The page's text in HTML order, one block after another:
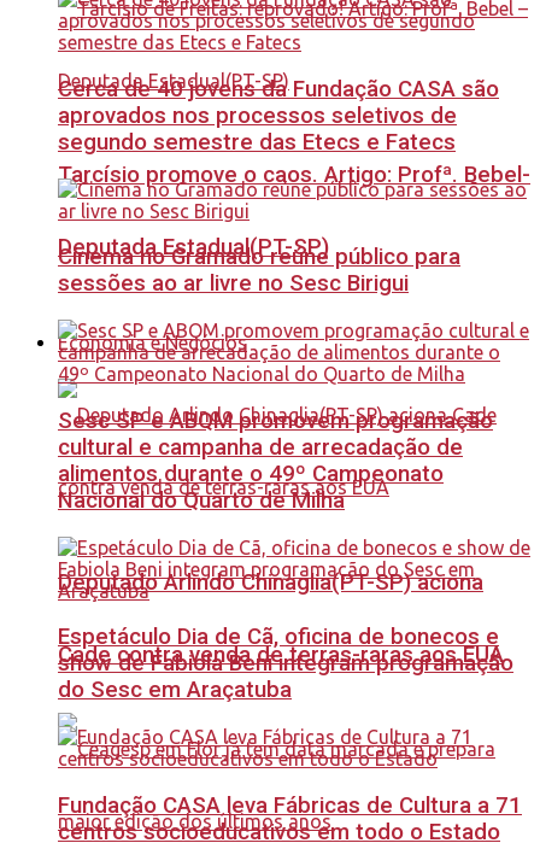
Tarcísio promove o caos. Artigo: Profª. Bebel-
Deputada Estadual(PT-SP)
Economia e Negócios
Deputado Arlindo Chinaglia(PT-SP) aciona
Cade contra venda de terras-raras aos EUA
Cerca de 40 jovens da Fundação CASA são
aprovados nos processos seletivos de
segundo semestre das Etecs e Fatecs
Cinema no Gramado reúne público para
sessões ao ar livre no Sesc Birigui
Sesc SP e ABQM promovem programação
cultural e campanha de arrecadação de
alimentos durante o 49º Campeonato
Nacional do Quarto de Milha
Espetáculo Dia de Cã, oficina de bonecos e
show de Fabiola Beni integram programação
do Sesc em Araçatuba
Fundação CASA leva Fábricas de Cultura a 71
centros socioeducativos em todo o Estado